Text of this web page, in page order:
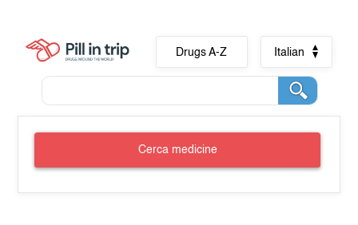
Drugs A-Z Italian
Cerca medicine